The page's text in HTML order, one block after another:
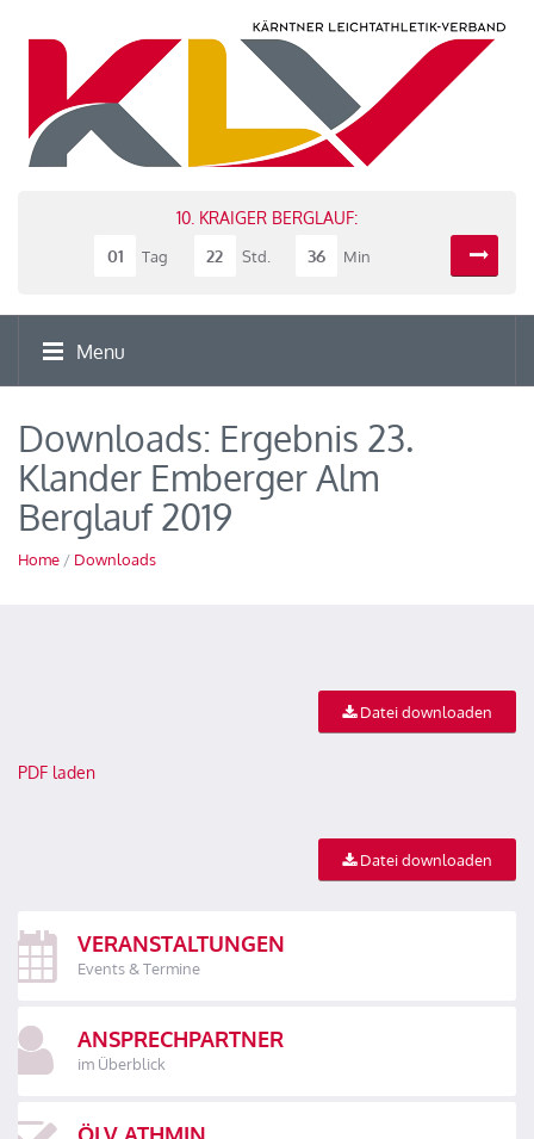
10. KRAIGER BERGLAUF:
01
Tag 22 Std. 36 Min
Menu
Downloads: Ergebnis 23.
Klander Emberger Alm
Berglauf 2019
Home / Downloads
Datei downloaden
PDF laden
Datei downloaden
VERANSTALTUNGEN
Events & Termine
ANSPRECHPARTNER
im Überblick